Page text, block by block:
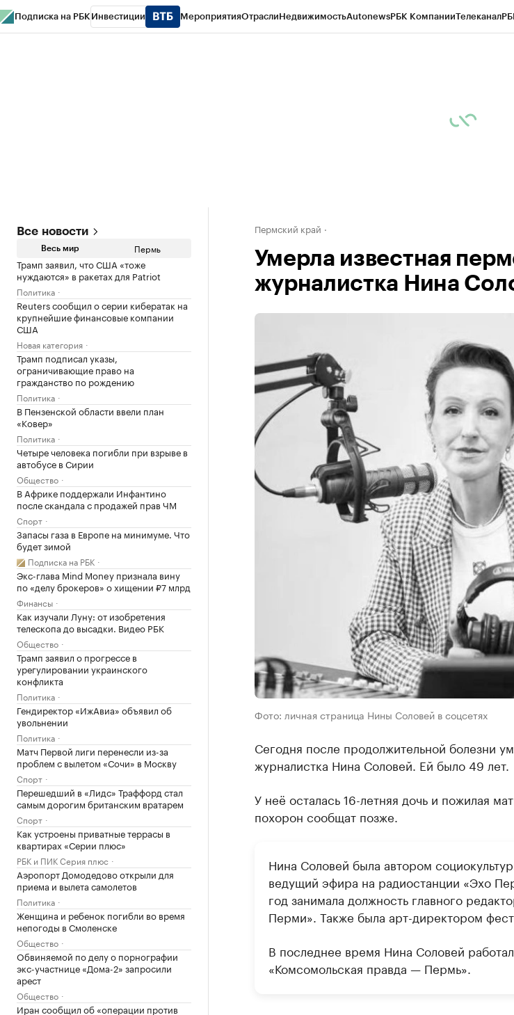
Подписка на РБК Инвестиции МероприятияОтраслиНедвижимостьAutonewsРБК КомпанииТелеканал
Все новости
Весь мир Пермь
Трамп заявил, что США «тоже
нуждаются» в ракетах для Patriot
Политика
Reuters сообщил о серии кибератак на
крупнейшие финансовые компании
США
Новая категория
Трамп подписал указы,
ограничивающие право на
гражданство по рождению
Политика
В Пензенской области ввели план
«Ковер»
Политика
Четыре человека погибли при взрыве в
автобусе в Сирии
Общество
В Африке поддержали Инфантино
после скандала с продажей прав ЧМ
Спорт
Запасы газа в Европе на минимуме. Что
будет зимой
Подписка на РБК
Экс-глава Mind Money признала вину
по «делу брокеров» о хищении ₽7 млрд
Финансы
Как изучали Луну: от изобретения
телескопа до высадки. Видео РБК
Общество
Трамп заявил о прогрессе в
урегулировании украинского
конфликта
Политика
Гендиректор «ИжАвиа» объявил об
увольнении
Политика
Матч Первой лиги перенесли из-за
проблем с вылетом «Сочи» в Москву
Спорт
Перешедший в «Лидс» Траффорд стал
самым дорогим британским вратарем
Спорт
Как устроены приватные террасы в
квартирах «Серии плюс»
РБК и ПИК Серия плюс
Аэропорт Домодедово открыли для
приема и вылета самолетов
Политика
Женщина и ребенок погибли во время
непогоды в Смоленске
Общество
Обвиняемой по делу о порнографии
экс-участнице «Дома-2» запросили
арест
Общество
Иран сообщил об «операции против
Пермский край
Умерла известная
журналистка Нина
Фото: личная страница Нины Соловей в соцсетях
Сегодня после продолжительной болезни
журналистка Нина Соловей. Ей было 49 лет.
У неё осталась 16-летняя дочь и пожилая
похорон сообщат позже.
Нина Соловей была автором
ведущий эфира на радиостанции «Эхо
год занимала должность главного
Перми». Также была арт-директором
В последнее время Нина Соловей
«Комсомольская правда — Пермь».